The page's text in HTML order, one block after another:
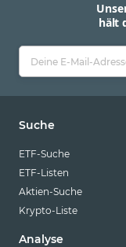
hält
Suche
ETF-Suche
ETF-Listen
Aktien-Suche
Krypto-Liste
Analyse